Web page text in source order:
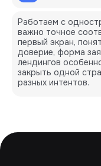
Работаем с
важно точное
первый экран,
доверие, форма
лендингов
закрыть одной
разных интентов.